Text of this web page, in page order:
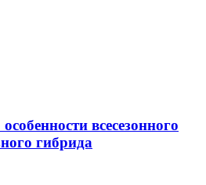
всесезонного
гибрида